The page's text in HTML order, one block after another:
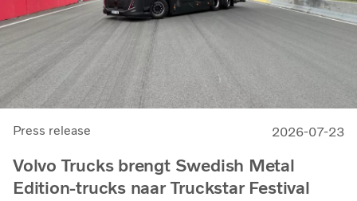
Press release 2026-07-23
Volvo Trucks brengt Swedish Metal
Edition-trucks naar Truckstar Festival